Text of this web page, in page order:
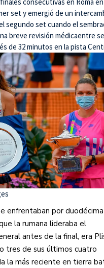
set y emergió de un
segundo set cuando el
breve revisión médicaentre
de 32 minutos en la pista
enfrentaban por
la rumana lideraba el
antes de la final, era
tres de sus últimos cuatro
la más reciente en tierra